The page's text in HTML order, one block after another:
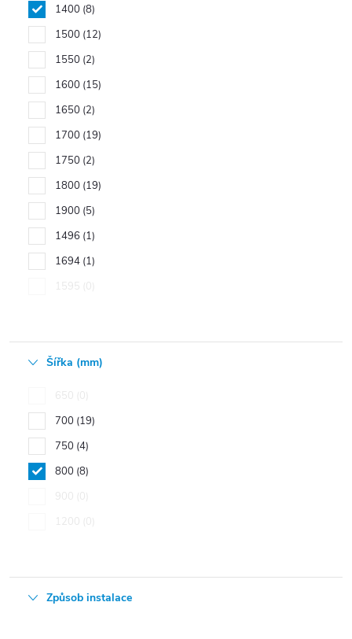
1400 8
1500 12
1550 2
1600 15
1650 2
1700 19
1750 2
1800 19
1900 5
1496 1
1694 1
1595
0
Šířka (mm)
650
0
700 19
750 4
800 8
900
0
1200
0
Způsob instalace